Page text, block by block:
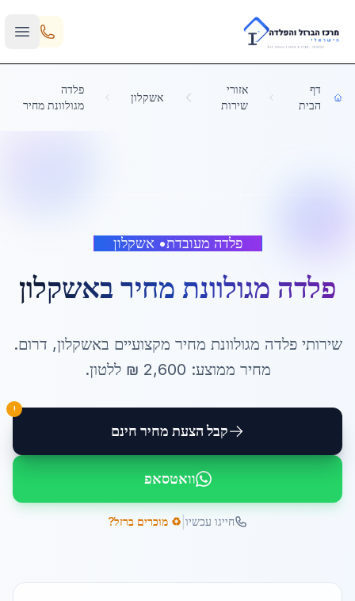
Skip to main content
דף
הבית
אזורי
שירות
אשקלון
פלדה
מגולוונת מחיר
פלדה מעובדת• אשקלון
פלדה מגולוונת מחיר באשקלון
שירותיפלדה מגולוונת מחיר מקצועיים באשקלון, דרום.
מחיר ממוצע: 2,600 ₪ ללטון.
קבל הצעת מחיר חינם
!
וואטסאפ
חייגו עכשיו ♻️ מוכרים ברזל?